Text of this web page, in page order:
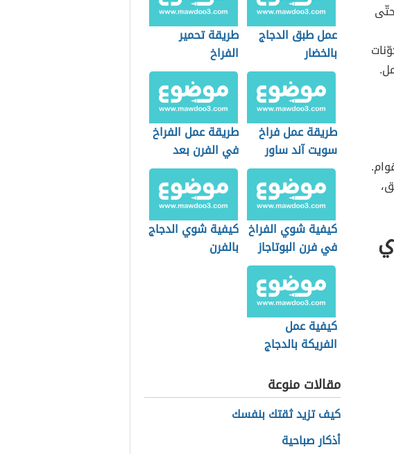
عمل طبق الدجاج
بالخضار
طريقة تحمير
الفراخ
طريقة عمل فراخ
سويت آند ساور
طريقة عمل الفراخ
في الفرن بعد
سلقها
كيفية شوي الفراخ
في فرن البوتاجاز
كيفية شوي الدجاج
بالفرن
كيفية عمل
الفريكة بالدجاج
مقالات منوعة
كيف تزيد ثقتك بنفسك
أذكار صباحية